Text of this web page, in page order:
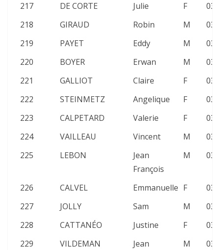
217
DE CORTE Julie F
218
GIRAUD Robin M
219
PAYET Eddy M
220
BOYER Erwan M
221
GALLIOT Claire F
222
STEINMETZ Angelique F
223
CALPETARD Valerie F
224
VAILLEAU Vincent M
225
LEBON
Jean
François
M
226 CALVEL Emmanuelle F
227
JOLLY Sam M
228
CATTANÉO Justine F
229
VILDEMAN
Jean
M